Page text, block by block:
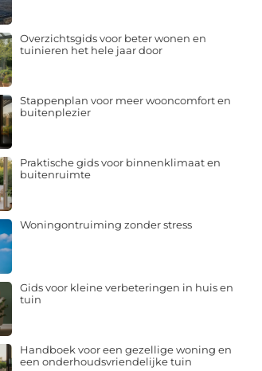
Overzichtsgids voor beter wonen en
tuinieren het hele jaar door
Stappenplan voor meer wooncomfort en
buitenplezier
Praktische gids voor binnenklimaat en
buitenruimte
Woningontruiming zonder stress
Gids voor kleine verbeteringen in huis en
tuin
Handboek voor een gezellige woning en
een onderhoudsvriendelijke tuin